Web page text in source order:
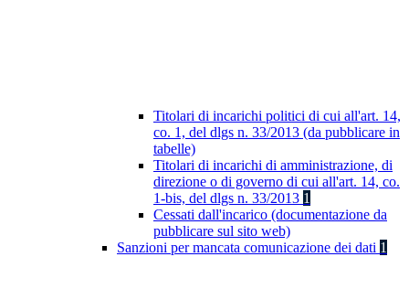
Titolari di incarichi politici di cui all'art. 14,
co. 1, del dlgs n. 33/2013 (da pubblicare in
tabelle)
Titolari di incarichi di amministrazione, di
direzione o di governo di cui all'art. 14, co.
1-bis, del dlgs n. 33/2013 1
Cessati dall'incarico (documentazione da
pubblicare sul sito web)
Sanzioni per mancata comunicazione dei dati 1